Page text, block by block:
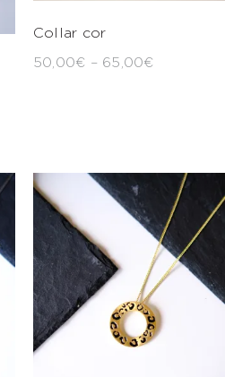
Collar cor
50,00€ – 65,00€